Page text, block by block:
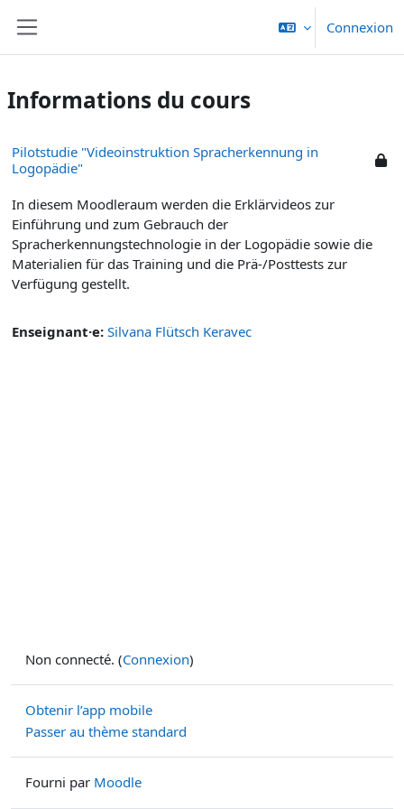
Connexion
Informations du cours
Pilotstudie "Videoinstruktion Spracherkennung in
Logopädie"
In diesem Moodleraum werden die Erklärvideos zur
Einführung und zum Gebrauch der
Spracherkennungstechnologie in der Logopädie sowie die
Materialien für das Training und die Prä-/Posttests zur
Verfügung gestellt.
Enseignant·e: Silvana Flütsch Keravec
Non connecté. (Connexion)
Obtenir l’app mobile
Passer au thème standard
Fourni par Moodle